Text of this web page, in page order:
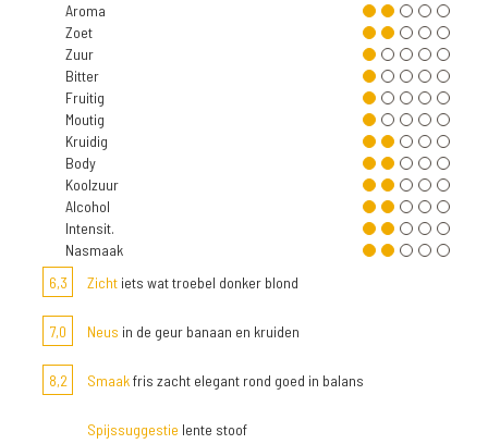
Aroma
Zoet
Zuur
Bitter
Fruitig
Moutig
Kruidig
Body
Koolzuur
Alcohol
Intensit.
Nasmaak
6,3
Zicht iets wat troebel donker blond
7,0 Neus in de geur banaan en kruiden
8,2 Smaakfris zacht elegant rond goed in balans
Spijssuggestie lente stoof